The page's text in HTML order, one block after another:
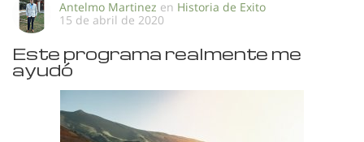
Antelmo Martinez en Historia de Exito
15 de abril de 2020
Este programa realmente me
ayudó